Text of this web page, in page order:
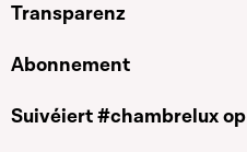
Transparenz
Abonnement
Suivéiert #chambrelux op